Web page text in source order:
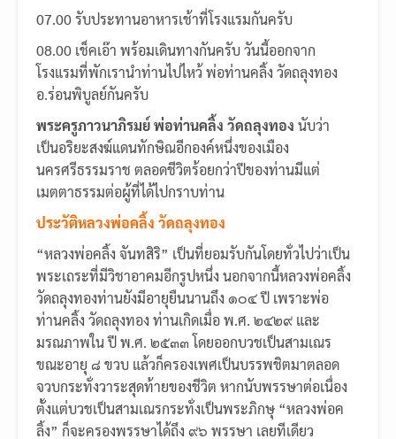
07.00 รับประทานอาหารเช้าที่โรงแรมกันครับ
08.00 เช็คเอ๊า พร้อมเดินทางกันครับ วันนี้ออกจาก
โรงแรมที่พักเรานำท่านไปไหว้ พ่อท่านคลิ้ง วัดถลุงทอง
อ.ร่อนพิบูลย์กันครับ
พระครูภาวนาภิรมย์ พ่อท่านคลิ้ง วัดถลุงทอง นับว่า
เป็นอริยะสงฆ์แดนทักษิณอีกองค์หนึ่งของเมือง
นครศรีธรรมราช ตลอดชีวิตร้อยกว่าปีของท่านมีแต่
เมตตาธรรมต่อผู้ที่ได้ไปกราบท่าน
ประวัติหลวงพ่อคลิ้ง วัดถลุงทอง
“หลวงพ่อคลิ้ง จันทสิริ” เป็นที่ยอมรับกันโดยทั่วไปว่าเป็น
พระเถระที่มีวิชาอาคมอีกรูปหนึ่ง นอกจากนี้หลวงพ่อคลิ้ง
วัดถลุงทองท่านยังมีอายุยืนนานถึง ๑๐๔ ปี เพราะพ่อ
ท่านคลิ้ง วัดถลุงทอง ท่านเกิดเมื่อ พ.ศ. ๒๔๒๙ และ
มรณภาพใน ปี พ.ศ. ๒๕๓๓ โดยออกบวชเป็นสามเณร
ขณะอายุ ๘ ขวบ แล้วก็ครองเพศเป็นบรรพชิตมาตลอด
จวบกระทั่งวาระสุดท้ายของชีวิต หากนับพรรษาต่อเนื่อง
ตั้งแต่บวชเป็นสามเณรกระทั่งเป็นพระภิกษุ “หลวงพ่อค
ลิ้ง” ก็จะครองพรรษาได้ถึง ๙๖ พรรษา เลยทีเดียว